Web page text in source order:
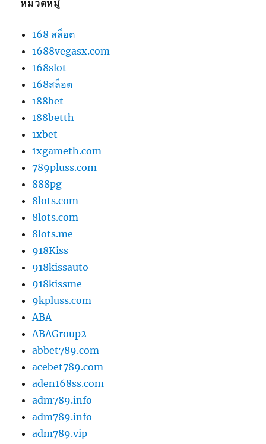
หมวดหมู่
168 สล็อต
1688vegasx.com
168slot
168สล็อต
188bet
188betth
1xbet
1xgameth.com
789pluss.com
888pg
8lots.com
8lots.com
8lots.me
918Kiss
918kissauto
918kissme
9kpluss.com
ABA
ABAGroup2
abbet789.com
acebet789.com
aden168ss.com
adm789.info
adm789.info
adm789.vip